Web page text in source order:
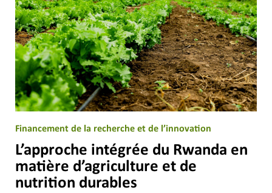
Financement de la recherche et de l’innovation
L’approche intégrée du Rwanda en
matière d’agriculture et de
nutrition durables